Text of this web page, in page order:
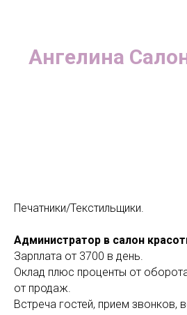
Ангелина
Печатники/Текстильщики.
Администратор в салон
Зарплата от 3700 в день.
Оклад плюс проценты от
от продаж.
Встреча гостей, прием звонков,